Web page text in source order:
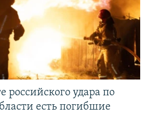
российского удара по
есть погибшие